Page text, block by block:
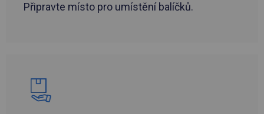
Připravte místo pro umístění balíčků.